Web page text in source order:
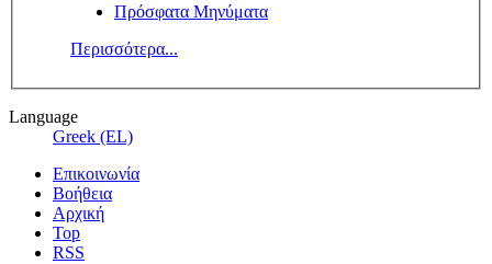
Πρόσφατα Μηνύματα
Περισσότερα...
Language
Greek (EL)
Επικοινωνία
Βοήθεια
Αρχική
Top
RSS